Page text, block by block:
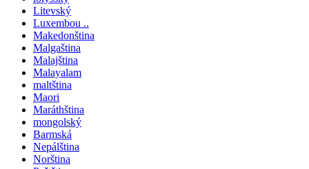
Litevský
Luxembou ..
Makedonština
Malgaština
Malajština
Malayalam
maltština
Maori
Maráthština
mongolský
Barmská
Nepálština
Norština